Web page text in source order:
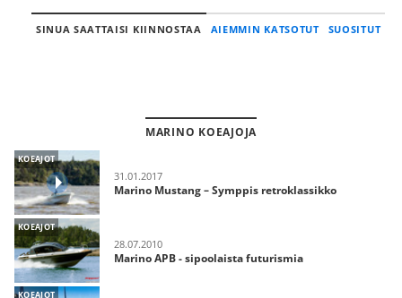
SINUA SAATTAISI KIINNOSTAA AIEMMIN KATSOTUT SUOSITUT
MARINO KOEAJOJA
KOEAJOT
31.01.2017
Marino Mustang – Symppis retroklassikko
KOEAJOT
28.07.2010
Marino APB - sipoolaista futurismia
KOEAJOT